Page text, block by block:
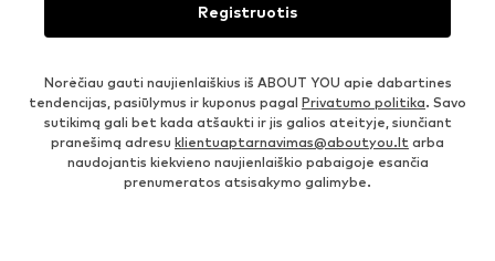
Registruotis
Norėčiau gauti naujienlaiškius iš ABOUT YOU apie dabartines
tendencijas, pasiūlymus ir kuponus pagal Privatumo politika. Savo
sutikimą gali bet kada atšaukti ir jis galios ateityje, siunčiant
pranešimą adresu klientuaptarnavimas@aboutyou.lt arba
naudojantis kiekvieno naujienlaiškio pabaigoje esančia
prenumeratos atsisakymo galimybe.